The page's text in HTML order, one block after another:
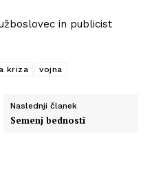
in publicist
kriza vojna
Naslednji članek
Semenj bednosti